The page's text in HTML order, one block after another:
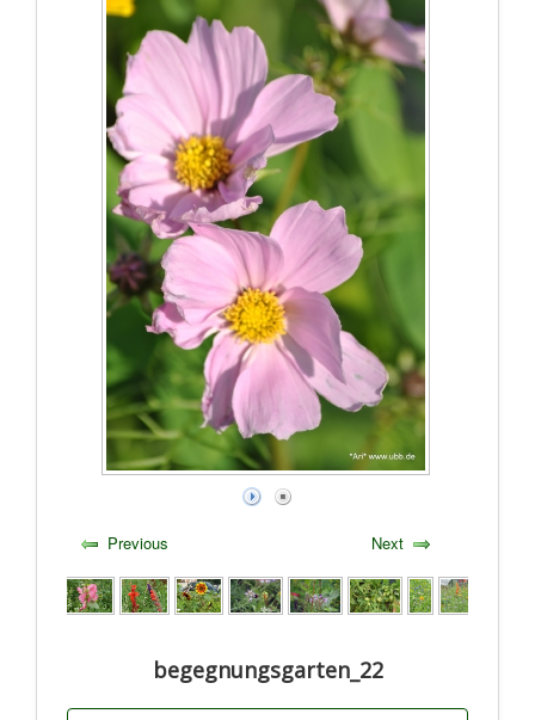
Previous Next
begegnungsgarten_22